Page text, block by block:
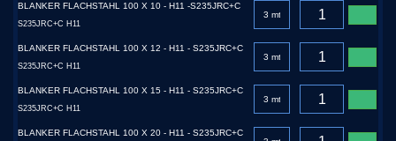
BLANKER FLACHSTAHL 100 X 10 - H11 -S235JRC+C
S235JRC+C H11
BLANKER FLACHSTAHL 100 X 12 - H11 - S235JRC+C
S235JRC+C H11
BLANKER FLACHSTAHL 100 X 15 - H11 - S235JRC+C
S235JRC+C H11
BLANKER FLACHSTAHL 100 X 20 - H11 - S235JRC+C